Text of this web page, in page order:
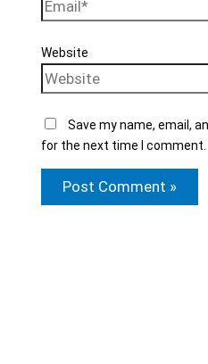
Website
Save my name, email,
for the next time I comment.